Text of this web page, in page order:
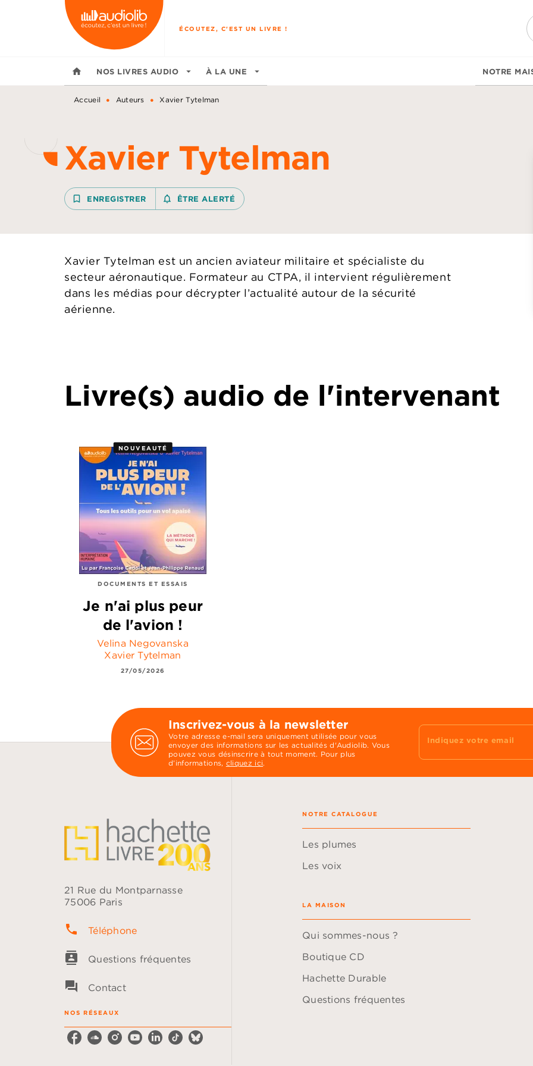
MENU RECHERCHE
ÉCOUTEZ, C'EST UN LIVRE !
home NOS LIVRES AUDIO arrow_drop_down À LA UNE arrow_drop_down NOTRE
Accueil • Auteurs • Xavier Tytelman
Xavier Tytelman
bookmark_border ENREGISTRER notifications_none_outlined
ÊTRE ALERTÉ
Xavier Tytelman est un ancien aviateur militaire et spécialiste du
secteur aéronautique. Formateur au CTPA, il intervient régulièrement
dans les médias pour décrypter l’actualité autour de la sécurité
aérienne.
Livre(s) audio de l'intervenant
NOUVEAUTÉ
DOCUMENTS ET ESSAIS
Je n'ai plus peur
de l'avion !
Velina Negovanska
Xavier Tytelman
27/05/2026
Inscrivez-vous à la newsletter
Votre adresse e-mail sera uniquement utilisée pour vous
envoyer des informations sur les actualités d'Audiolib. Vous
pouvez vous désinscrire à tout moment. Pour plus
d’informations, cliquez ici.
Indiquez votre email
21 Rue du Montparnasse
75006 Paris
phone Téléphone
contacts Questions fréquentes
question_answer Contact
NOS RÉSEAUX
NOTRE CATALOGUE
Les plumes
Les voix
LA MAISON
Qui sommes-nous ?
Boutique CD
Hachette Durable
Questions fréquentes